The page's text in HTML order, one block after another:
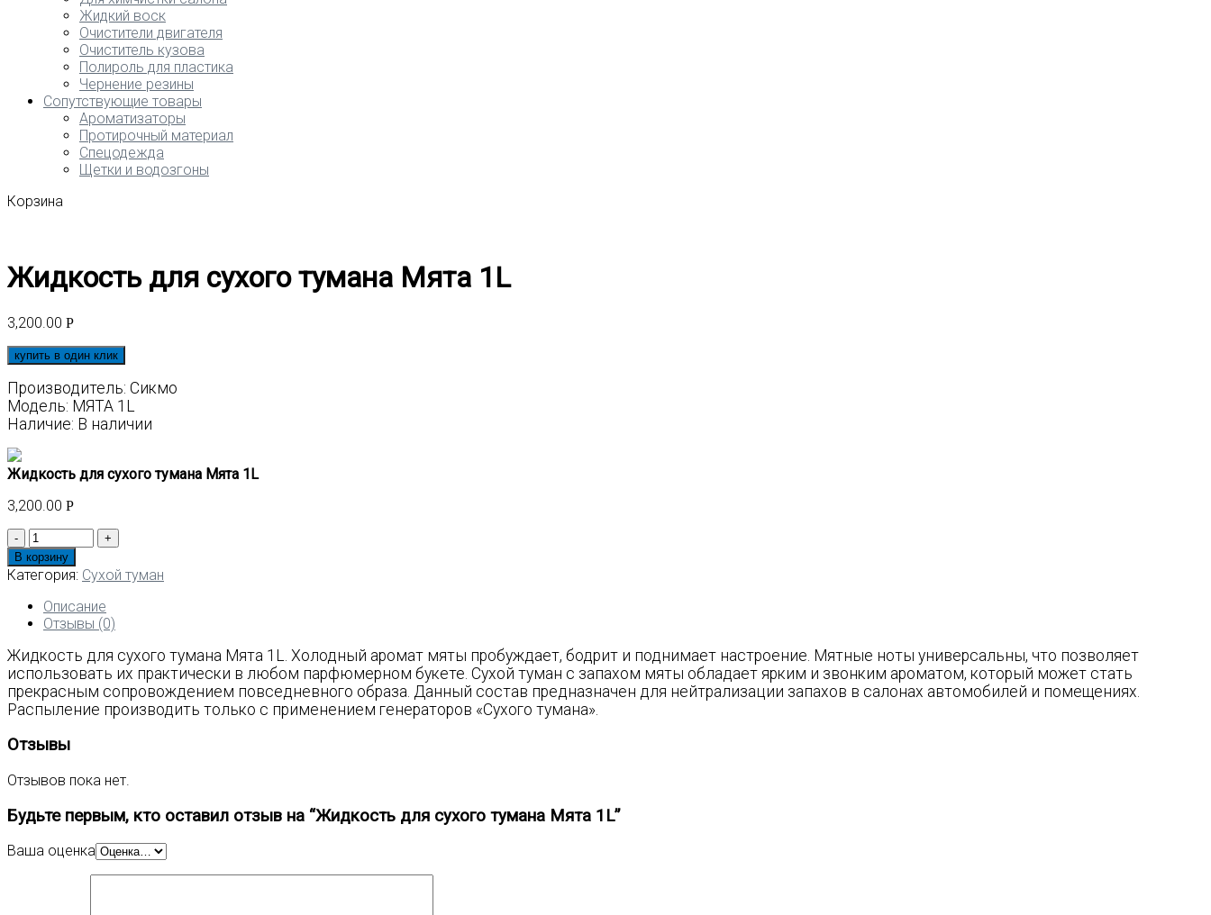
Жидкий воск
Очистители двигателя
Очиститель кузова
Полироль для пластика
Чернение резины
Сопутствующие товары
Ароматизаторы
Протирочный материал
Спецодежда
Щетки и водозгоны
Корзина
Жидкость для сухого тумана Мята 1L
3,200.00 Р
купить в один клик
Производитель: Сикмо
Модель: МЯТА 1L
Наличие: В наличии
Жидкость для сухого тумана Мята 1L
3,200.00 Р
Количество
товара
Жидкость
сухого
тумана
1L
В корзину
Категория: Сухой туман
Описание
Отзывы (0)
Жидкость для сухого тумана Мята 1L. Холодный аромат мяты пробуждает, бодрит и поднимает настроение. Мятные ноты универсальны, что позволяет
использовать их практически в любом парфюмерном букете. Сухой туман с запахом мяты обладает ярким и звонким ароматом, который может стать
прекрасным сопровождением повседневного образа. Данный состав предназначен для нейтрализации запахов в салонах автомобилей и помещениях.
Распыление производить только с применением генераторов «Сухого тумана».
Отзывы
Отзывов пока нет.
Будьте первым, кто оставил отзыв на “Жидкость для сухого тумана Мята 1L”
Ваша оценка